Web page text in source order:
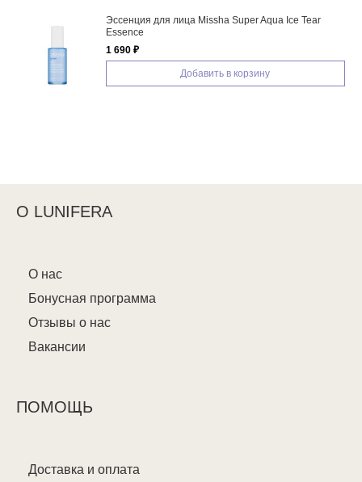
Эссенция для лица Missha Super Aqua Ice Tear
Essence
1 690 ₽
Добавить в корзину
О LUNIFERA
О нас
Бонусная программа
Отзывы о нас
Вакансии
ПОМОЩЬ
Доставка и оплата